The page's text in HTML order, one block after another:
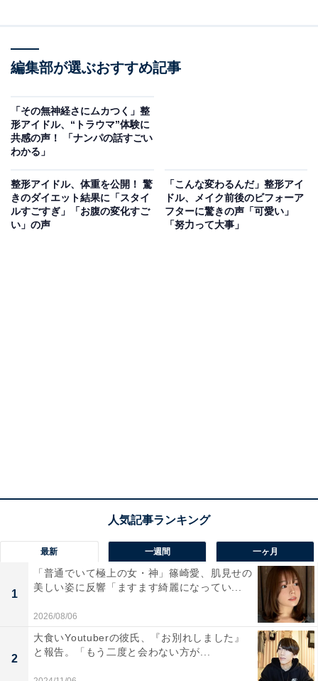
編集部が選ぶおすすめ記事
「その無神経さにムカつく」整
形アイドル、“トラウマ”体験に
共感の声！ 「ナンパの話すごい
わかる」
整形アイドル、体重を公開！ 驚
きのダイエット結果に「スタイ
ルすごすぎ」「お腹の変化すご
い」の声
「こんな変わるんだ」整形アイ
ドル、メイク前後のビフォーア
フターに驚きの声「可愛い」
「努力って大事」
最新 一週間 一ヶ月
1
「普通でいて極上の女・神」篠崎愛、肌見せの
美しい姿に反響「ますます綺麗になってい...
2026/08/06
2
大食いYoutuberの彼氏、『お別れしました』
と報告。「もう二度と会わない方が...